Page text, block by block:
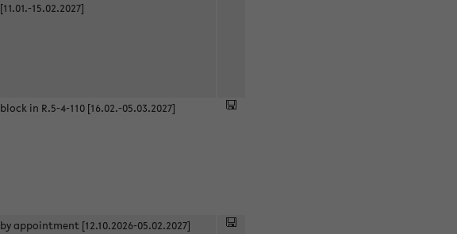
[11.01.-15.02.2027]
block in R.5-4-110 [16.02.-05.03.2027]
by appointment [12.10.2026-05.02.2027]